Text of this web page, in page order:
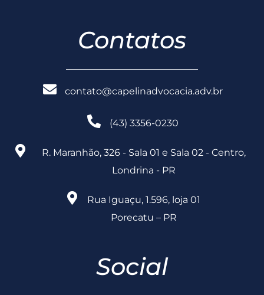
Contatos
contato@capelinadvocacia.adv.br
(43) 3356-0230
R. Maranhão, 326 - Sala 01 e Sala 02 - Centro,
Londrina - PR
Rua Iguaçu, 1.596, loja 01
Porecatu – PR
Social